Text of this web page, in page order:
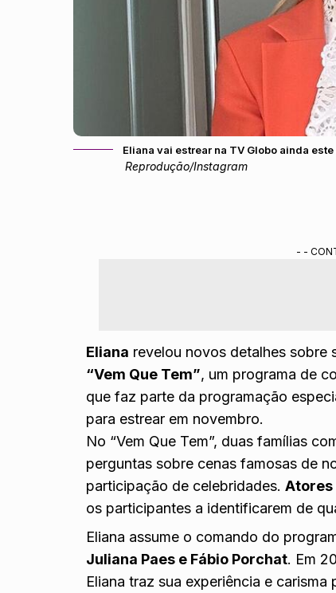
Eliana vai estrear na TV Globo ainda este
Reprodução/Instagram
- -
Eliana revelou novos detalhes sobre
“Vem Que Tem”, um programa de
que faz parte da programação
para estrear em novembro.
No “Vem Que Tem”, duas famílias
perguntas sobre cenas famosas de
participação de celebridades.Atores
os participantes a identificarem de
Eliana assume o comando do
Juliana Paes e Fábio Porchat. Em
Eliana traz sua experiência e carisma